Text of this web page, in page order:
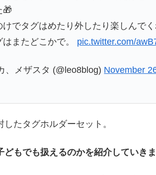
🎁
けでタグはめたり外したり楽しんで
またどこかで。 pic.twitter.com/
メザスタ (@leo8blog) November
たタグホルダーセット。
もでも扱えるのかを紹介していきま